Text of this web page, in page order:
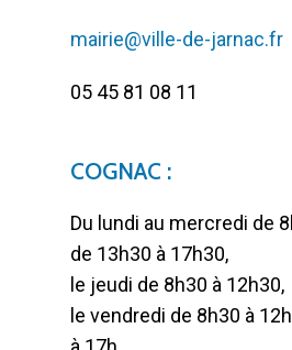
mairie@ville-de-jarnac.fr
05 45 81 08 11
COGNAC :
Du lundi au mercredi de
de 13h30 à 17h30,
le jeudi de 8h30 à 12h30,
le vendredi de 8h30 à